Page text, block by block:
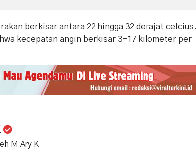
berkisar antara 22 hingga 32 derajat celcius.
kecepatan angin berkisar 3-17 kilometer per
M Ary K